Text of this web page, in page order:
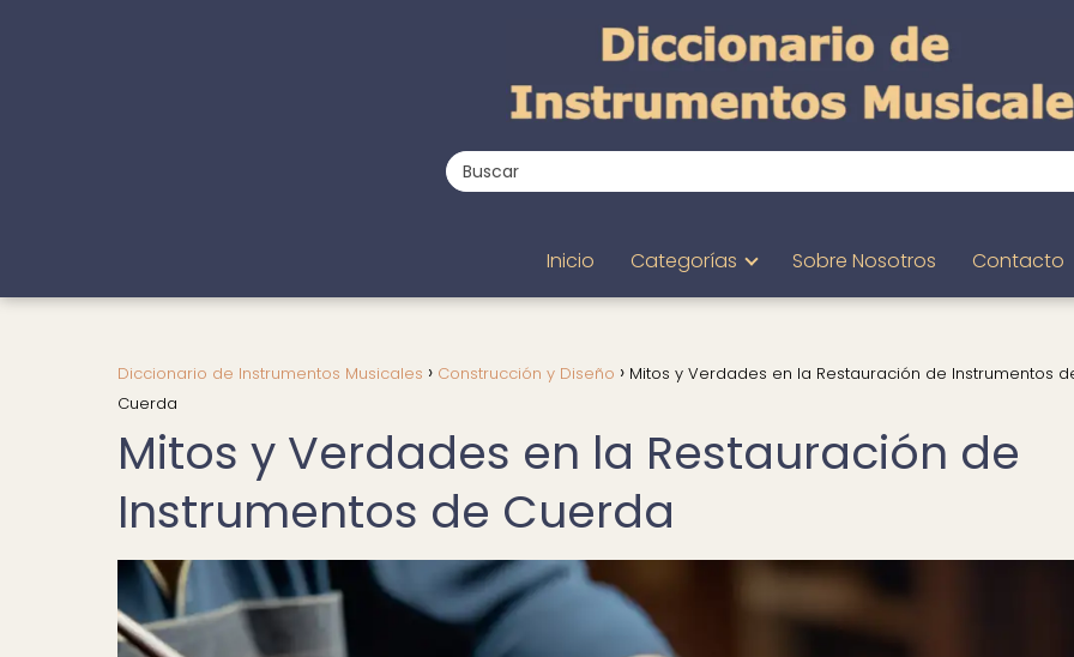
Inicio Categorías Sobre Nosotros Contacto
Diccionario de Instrumentos Musicales Construcción y Diseño
Mitos y Verdades en la Restauración de Instrumentos
Cuerda
Mitos y Verdades en la Restauración de
Instrumentos de Cuerda